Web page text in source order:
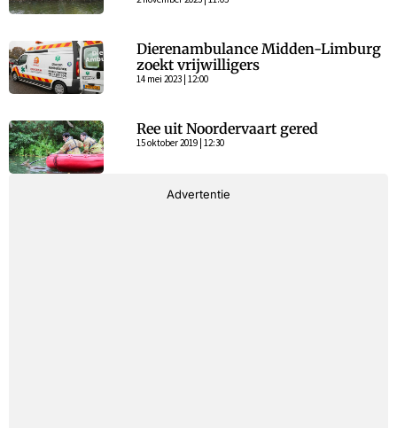
Dierenambulance Midden-Limburg
zoekt vrijwilligers
14 mei 2023 | 12:00
Ree uit Noordervaart gered
15 oktober 2019 | 12:30
Advertentie